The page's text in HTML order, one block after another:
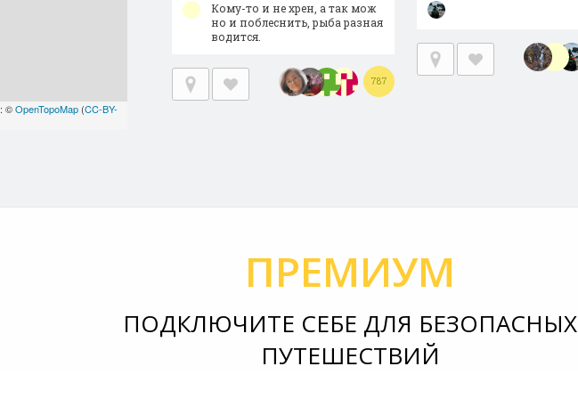
©OpenTopoMap (CC-BY-
Кому-то и не хрен, а так мож
но и поблеснить, рыба разная
водится.
787
ПРЕМИУМ
ПОДКЛЮЧИТЕ СЕБЕ ДЛЯ БЕЗОПАСНЫХ
ПУТЕШЕСТВИЙ